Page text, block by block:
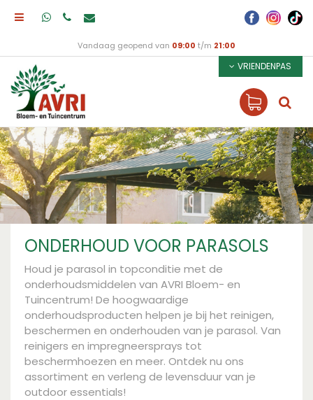
Vandaag geopend van 09:00 t/m 21:00
VRIENDENPAS
ONDERHOUD VOOR PARASOLS
Houd je parasol in topconditie met de
onderhoudsmiddelen van AVRI Bloem- en
Tuincentrum! De hoogwaardige
onderhoudsproducten helpen je bij het reinigen,
beschermen en onderhouden van je parasol. Van
reinigers en impregneersprays tot
beschermhoezen en meer. Ontdek nu ons
assortiment en verleng de levensduur van je
outdoor essentials!